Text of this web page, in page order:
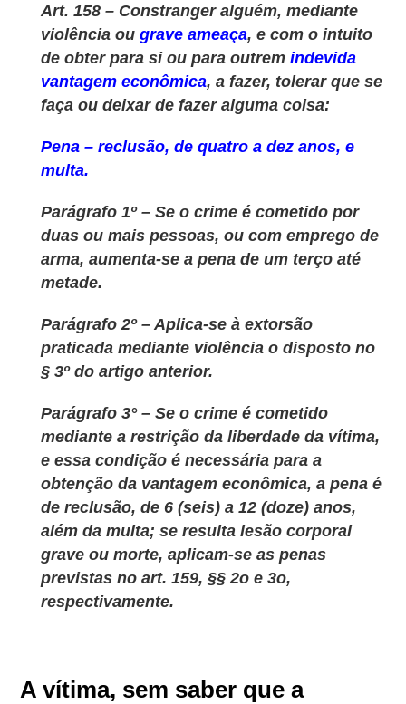
Art. 158 – Constranger alguém, mediante
violência ougrave ameaça, e com o intuito
de obter para si ou para outremindevida
vantagem econômica, a fazer, tolerar que se
faça ou deixar de fazer alguma coisa:
Pena – reclusão, de quatro a dez anos, e
multa.
Parágrafo 1º – Se o crime é cometido por
duas ou mais pessoas, ou com emprego de
arma, aumenta-se a pena de um terço até
metade.
Parágrafo 2º – Aplica-se à extorsão
praticada mediante violência o disposto no
§ 3º do artigo anterior.
Parágrafo 3° – Se o crime é cometido
mediante a restrição da liberdade da vítima,
e essa condição é necessária para a
obtenção da vantagem econômica, a pena é
de reclusão, de 6 (seis) a 12 (doze) anos,
além da multa; se resulta lesão corporal
grave ou morte, aplicam-se as penas
previstas no art. 159, §§ 2o e 3o,
respectivamente.
A vítima, sem saber que a